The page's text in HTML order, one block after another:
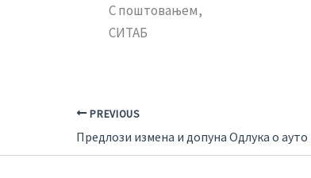
С поштовањем,
СИТАБ
PREVIOUS